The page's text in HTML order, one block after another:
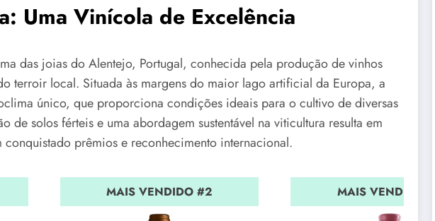
Uma Vinícola de Excelência
das joias do Alentejo, Portugal, conhecida pela produção de vinhos
terroir local. Situada às margens do maior lago artificial da Europa, a
único, que proporciona condições ideais para o cultivo de diversas
de solos férteis e uma abordagem sustentável na viticultura resulta em
prêmios e reconhecimento internacional.
MAIS VENDIDO #2 MAIS VENDIDO #3